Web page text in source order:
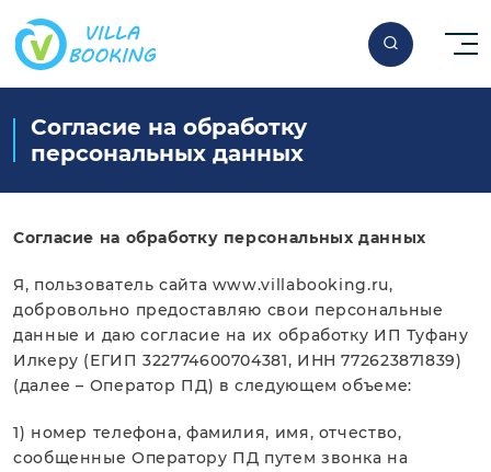
Согласие на обработку
персональных данных
Согласие на обработку персональных данных
Я, пользователь сайта www.villabooking.ru,
добровольно предоставляю свои персональные
данные и даю согласие на их обработку ИП Туфану
Илкеру (ЕГИП 322774600704381, ИНН 772623871839)
(далее – Оператор ПД) в следующем объеме:
1) номер телефона, фамилия, имя, отчество,
сообщенные Оператору ПД путем звонка на